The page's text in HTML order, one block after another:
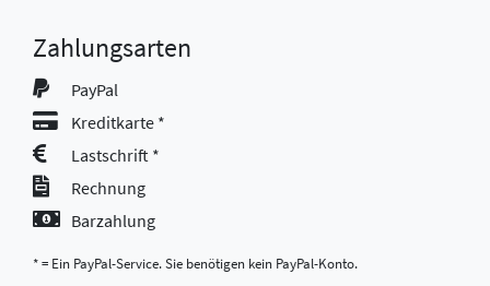
Zahlungsarten
PayPal
Kreditkarte *
Lastschrift *
Rechnung
Barzahlung
* = Ein PayPal-Service. Sie benötigen kein PayPal-Konto.